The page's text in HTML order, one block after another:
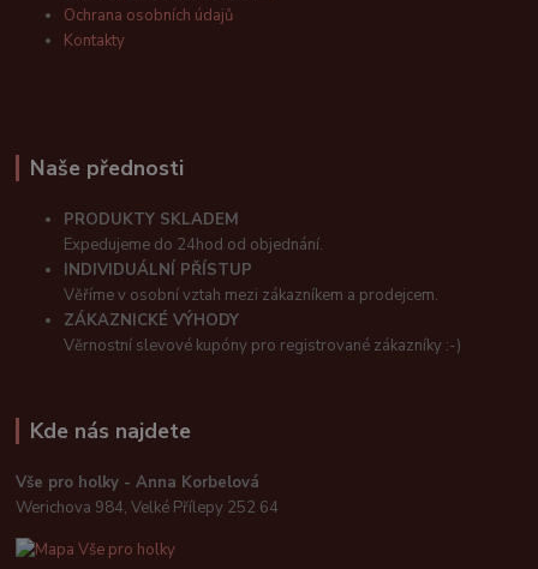
Ochrana osobních údajů
Kontakty
Naše přednosti
PRODUKTY SKLADEM
Expedujeme do 24hod od objednání.
INDIVIDUÁLNÍ PŘÍSTUP
Věříme v osobní vztah mezi zákazníkem a prodejcem.
ZÁKAZNICKÉ VÝHODY
Věrnostní slevové kupóny pro registrované zákazníky :-)
Kde nás najdete
Vše pro holky - Anna Korbelová
Werichova 984, Velké Přílepy 252 64